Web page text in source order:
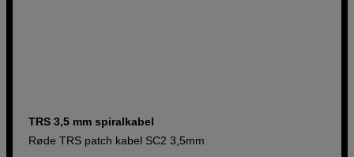
TRS 3,5 mm spiralkabel
Røde TRS patch kabel SC2 3,5mm